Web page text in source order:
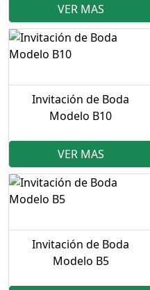
VER MAS
Invitación de Boda
Modelo B10
VER MAS
Invitación de Boda
Modelo B5